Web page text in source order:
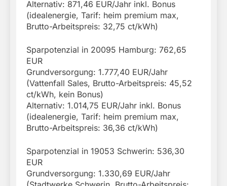
Alternativ: 871,46 EUR/Jahr inkl. Bonus
(idealenergie, Tarif: heim premium max,
Brutto-Arbeitspreis: 32,75 ct/kWh)
Sparpotenzial in 20095 Hamburg: 762,65
EUR
Grundversorgung: 1.777,40 EUR/Jahr
(Vattenfall Sales, Brutto-Arbeitspreis: 45,52
ct/kWh, kein Bonus)
Alternativ: 1.014,75 EUR/Jahr inkl. Bonus
(idealenergie, Tarif: heim premium max,
Brutto-Arbeitspreis: 36,36 ct/kWh)
Sparpotenzial in 19053 Schwerin: 536,30
EUR
Grundversorgung: 1.330,69 EUR/Jahr